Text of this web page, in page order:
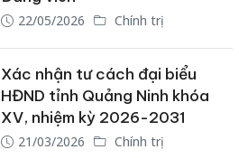
22/05/2026 Chính trị
Xác nhận tư cách đại biểu
HĐND tỉnh Quảng Ninh khóa
XV, nhiệm kỳ 2026-2031
21/03/2026 Chính trị